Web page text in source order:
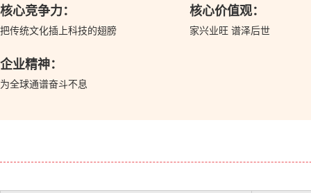
核心竞争力：
把传统文化插上科技的翅膀
企业精神：
为全球通谱奋斗不息
核心价值观：
家兴业旺 谱泽后世